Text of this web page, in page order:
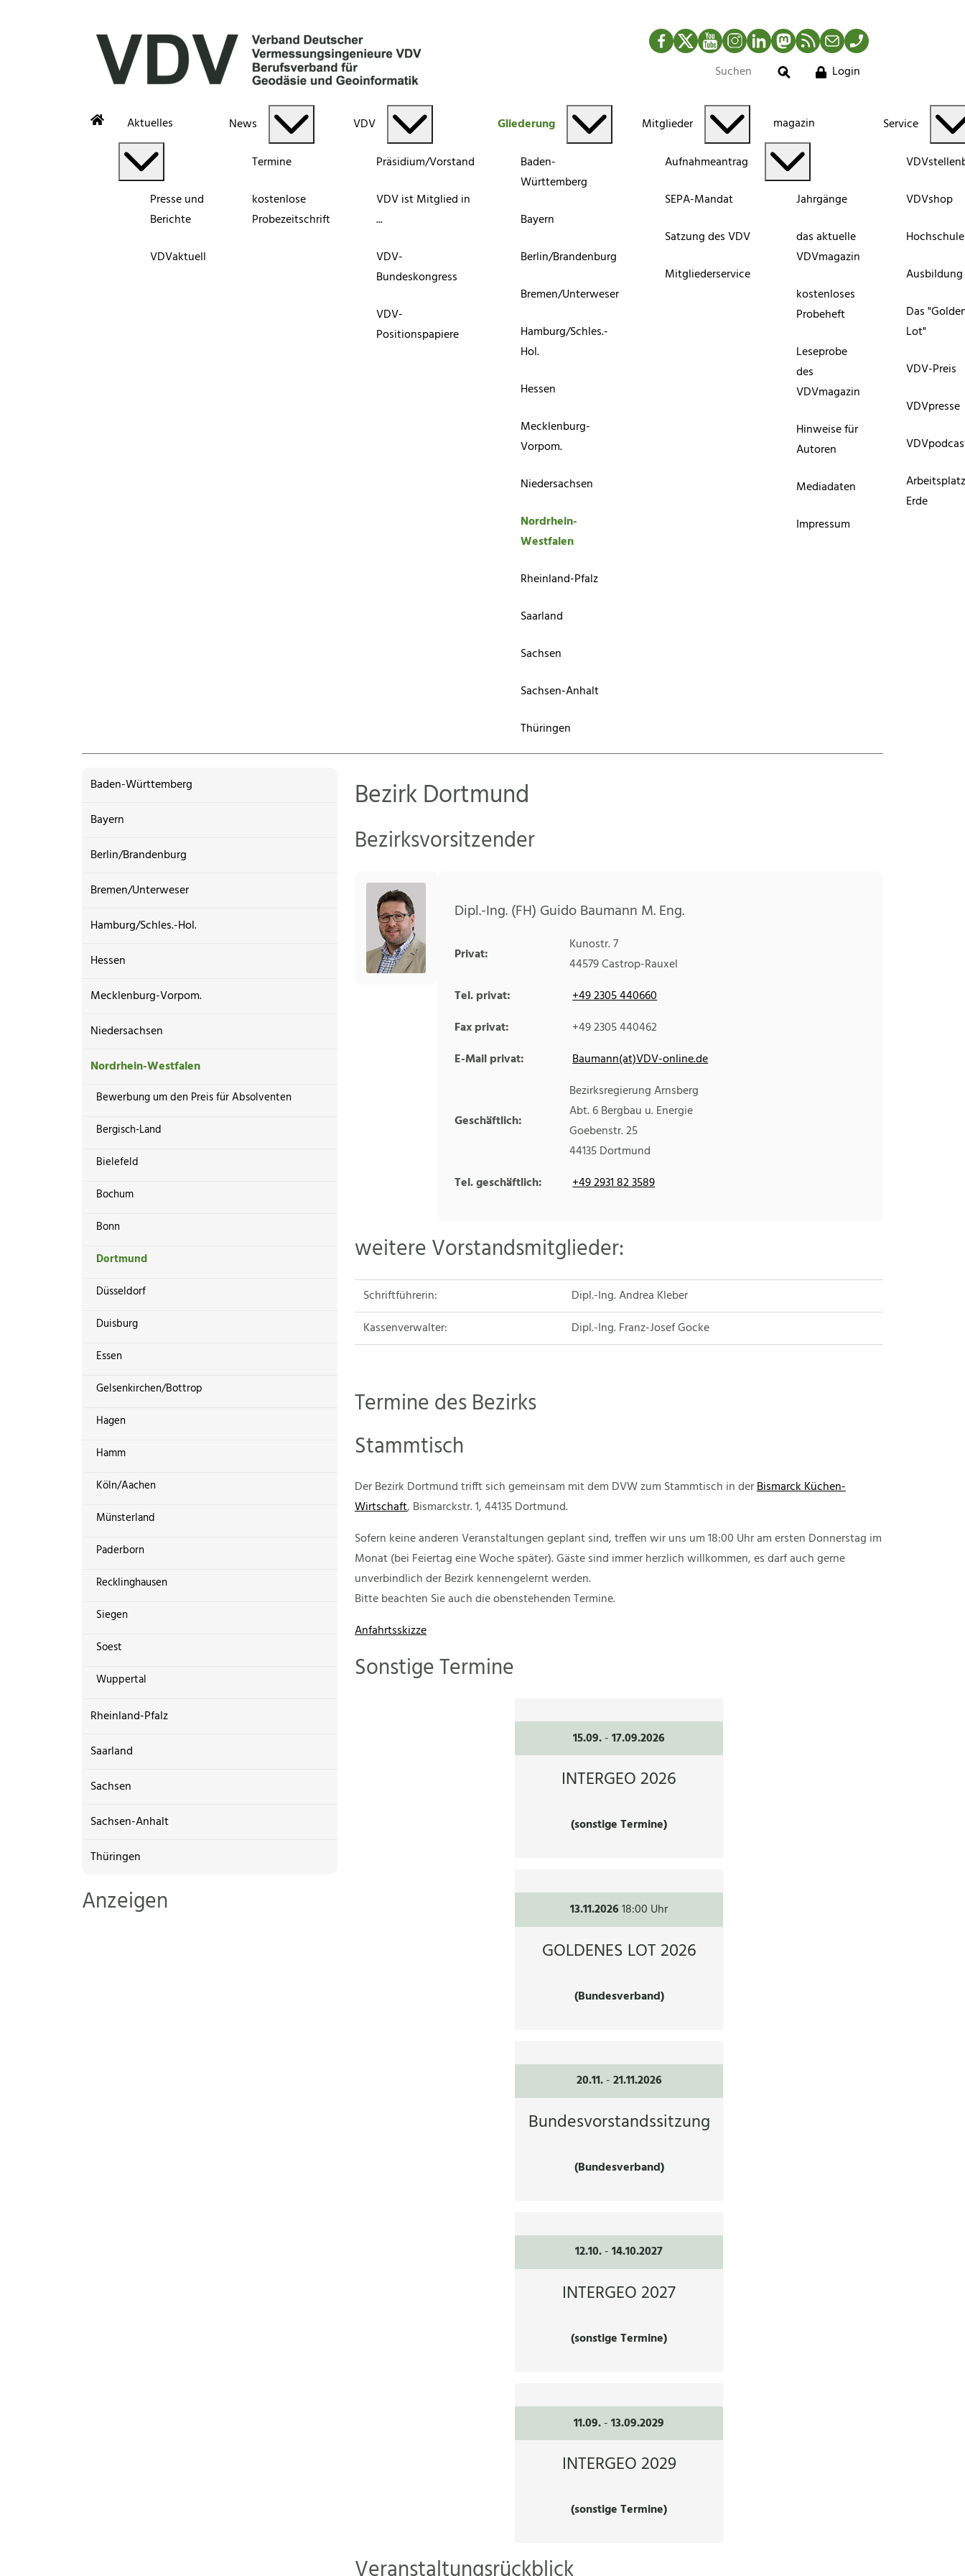
Facebook
TwitterYouTubeInstagram
LinkedInMastodonRSS-Newsfeed
MailTelefon
Suche
Login
Aktuelles
Presse und
Berichte
VDVaktuell
News
Termine
kostenlose
Probezeitschrift
VDV
Präsidium/Vorstand
VDV ist Mitglied in
...
VDV-
Bundeskongress
VDV-
Positionspapiere
Gliederung
Baden-
Württemberg
Bayern
Berlin/Brandenburg
Bremen/Unterweser
Hamburg/Schles.-
Hol.
Hessen
Mecklenburg-
Vorpom.
Niedersachsen
Nordrhein-
Westfalen
Rheinland-Pfalz
Saarland
Sachsen
Sachsen-Anhalt
Thüringen
Mitglieder
Aufnahmeantrag
SEPA-Mandat
Satzung des VDV
Mitgliederservice
magazin
Jahrgänge
das aktuelle
VDVmagazin
kostenloses
Probeheft
Leseprobe
des
VDVmagazin
Hinweise für
Autoren
Mediadaten
Impressum
Service
VDVshop
Ausbildung
Das
Lot"
VDV-Preis
VDVpresse
Erde
Baden-Württemberg
Bayern
Berlin/Brandenburg
Bremen/Unterweser
Hamburg/Schles.-Hol.
Hessen
Mecklenburg-Vorpom.
Niedersachsen
Nordrhein-Westfalen
Bewerbung um den Preis für Absolventen
Bergisch-Land
Bielefeld
Bochum
Bonn
Dortmund
Düsseldorf
Duisburg
Essen
Gelsenkirchen/Bottrop
Hagen
Hamm
Köln/Aachen
Münsterland
Paderborn
Recklinghausen
Siegen
Soest
Wuppertal
Rheinland-Pfalz
Saarland
Sachsen
Sachsen-Anhalt
Thüringen
Anzeigen
Bezirk Dortmund
Bezirksvorsitzender
Dipl.-Ing. (FH) Guido Baumann M. Eng.
Privat:
Kunostr. 7
44579Castrop-Rauxel
Tel. privat:
+49 2305 440660
Fax privat:
+49 2305 440462
E-Mail privat:
Baumann(at)VDV-online.de
Geschäftlich:
Bezirksregierung Arnsberg
Abt. 6 Bergbau u. Energie
Goebenstr. 25
44135Dortmund
Tel. geschäftlich:
+49 2931 82 3589
weitere Vorstandsmitglieder:
Schriftführerin:
Dipl.-Ing. Andrea Kleber
Kassenverwalter:
Dipl.-Ing. Franz-Josef Gocke
Termine des Bezirks
Stammtisch
Der Bezirk Dortmund trifft sich gemeinsam mit dem DVW zum Stammtisch in derBismarck Küchen-
Wirtschaft, Bismarckstr. 1, 44135 Dortmund.
Sofern keine anderen Veranstaltungen geplant sind, treffen wir uns um 18:00 Uhr am ersten Donnerstag im
Monat (bei Feiertag eine Woche später). Gäste sind immer herzlich willkommen, es darf auch gerne
unverbindlich der Bezirk kennengelernt werden.
Bitte beachten Sie auch die obenstehenden Termine.
Anfahrtsskizze
Sonstige Termine
15.09.-17.09.2026
INTERGEO 2026
(sonstige Termine)
13.11.202618:00 Uhr
GOLDENES LOT 2026
(Bundesverband)
20.11. -21.11.2026
Bundesvorstandssitzung
(Bundesverband)
12.10.-14.10.2027
INTERGEO 2027
(sonstige Termine)
11.09.-13.09.2029
INTERGEO 2029
(sonstige Termine)